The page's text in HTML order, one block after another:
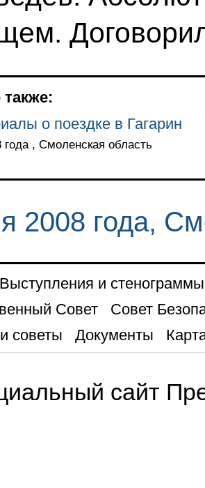
о поездке в Гагарин
, Смоленская область
2008 года,
Выступления и стенограммы
Совет
Совет
советы
Документы
сайт